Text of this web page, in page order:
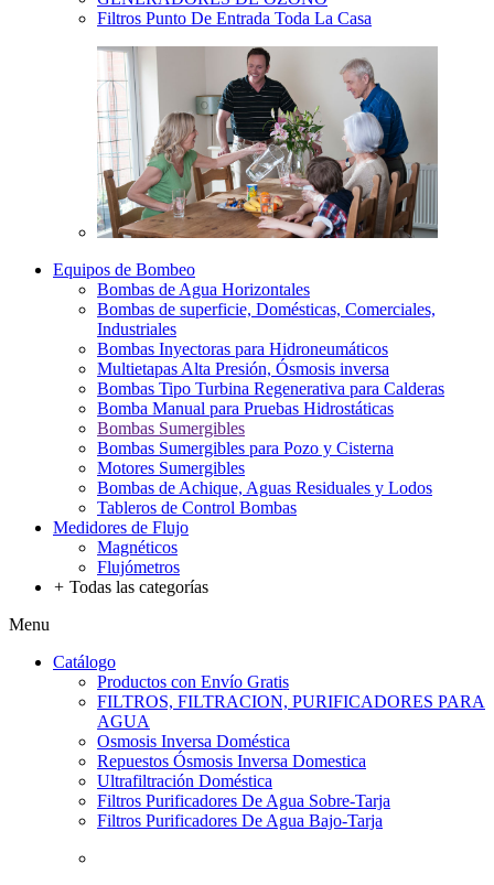
Filtros Punto De Entrada Toda La Casa
Equipos de Bombeo
Bombas de Agua Horizontales
Bombas de superficie, Domésticas, Comerciales,
Industriales
Bombas Inyectoras para Hidroneumáticos
Multietapas Alta Presión, Ósmosis inversa
Bombas Tipo Turbina Regenerativa para Calderas
Bomba Manual para Pruebas Hidrostáticas
Bombas Sumergibles
Bombas Sumergibles para Pozo y Cisterna
Motores Sumergibles
Bombas de Achique, Aguas Residuales y Lodos
Tableros de Control Bombas
Medidores de Flujo
Magnéticos
Flujómetros
+ Todas las categorías
Menu
Catálogo
Productos con Envío Gratis
FILTROS, FILTRACION, PURIFICADORES PARA
AGUA
Osmosis Inversa Doméstica
Repuestos Ósmosis Inversa Domestica
Ultrafiltración Doméstica
Filtros Purificadores De Agua Sobre-Tarja
Filtros Purificadores De Agua Bajo-Tarja